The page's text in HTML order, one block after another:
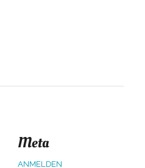
Meta
ANMELDEN